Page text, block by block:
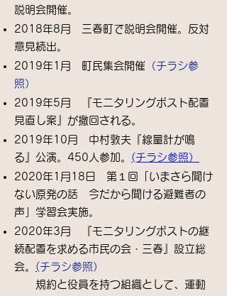
説明会開催。
2018年8月 三春町で説明会開催。反対
意見続出。
2019年1月 町民集会開催 （チラシ参
照）
2019年5月 『モニタリングポスト配置
見直し案』が撤回される。
2019年10月 中村敦夫『線量計が鳴
る』公演。450人参加。 (チラシ参照）
2020年1月18日 第１回「いまさら聞け
ない原発の話 今だから聞ける避難者の
声」学習会実施。
2020年3月 『モニタリングポストの継
続配置を求める市民の会・三春』設立総
会。 (チラシ参照）
規約と役員を持つ組織として、運動